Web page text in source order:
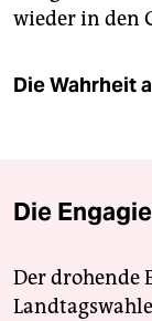
wieder in den
Die Wahrheit
Die
Der drohende